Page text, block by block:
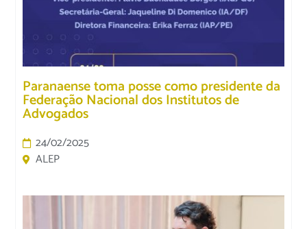
Paranaense toma posse como presidente da
Federação Nacional dos Institutos de
Advogados
24/02/2025
ALEP